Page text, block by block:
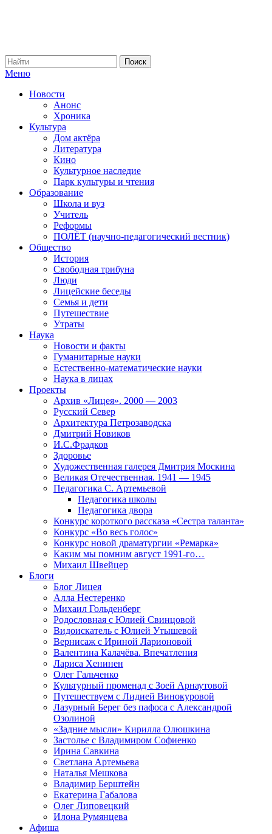
Меню
Новости
Анонс
Хроника
Культура
Дом актёра
Литература
Кино
Культурное наследие
Парк культуры и чтения
Образование
Школа и вуз
Учитель
Реформы
ПОЛЁТ (научно-педагогический вестник)
Общество
История
Свободная трибуна
Люди
Лицейские беседы
Семья и дети
Путешествие
Утраты
Наука
Новости и факты
Гуманитарные науки
Естественно-математические науки
Наука в лицах
Проекты
Архив «Лицея». 2000 — 2003
Русский Север
Архитектура Петрозаводска
Дмитрий Новиков
И.С.Фрадков
Здоровье
Художественная галерея Дмитрия Москина
Великая Отечественная. 1941 — 1945
Педагогика С. Артемьевой
Педагогика школы
Педагогика двора
Конкурс короткого рассказа «Сестра таланта»
Конкурс «Во весь голос»
Конкурс новой драматургии «Ремарка»
Каким мы помним август 1991-го…
Михаил Швейцер
Блоги
Блог Лицея
Алла Нестеренко
Михаил Гольденберг
Родословная с Юлией Свинцовой
Видоискатель с Юлией Утышевой
Вернисаж с Ириной Ларионовой
Валентина Калачёва. Впечатления
Лариса Хенинен
Олег Гальченко
Культурный променад с Зоей Арнаутовой
Путешествуем с Лидией Винокуровой
Лазурный Берег без пафоса с Александрой
Озолиной
«Задние мысли» Кирилла Олюшкина
Застолье с Владимиром Софиенко
Ирина Савкина
Светлана Артемьева
Наталья Мешкова
Владимир Берштейн
Екатерина Габалова
Олег Липовецкий
Илона Румянцева
Афиша